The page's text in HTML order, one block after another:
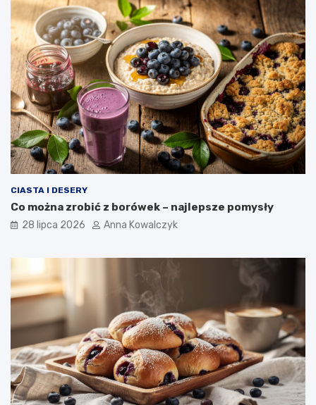
CIASTA I DESERY
Co można zrobić z borówek – najlepsze pomysły
28 lipca 2026 Anna Kowalczyk